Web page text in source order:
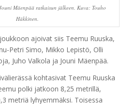
Mäenpää ratkaisun jälkeen. Kuva: Touho
Häkkinen.
ajoivat siis Teemu Ruuska,
Petri Simo, Mikko Lepistö, Olli
Juho Valkola ja Jouni Mäenpää.
kohtasivat Teemu Ruuska
polki jatkoon 8,25 metrillä,
metriä lyhyemmäksi. Toisessa